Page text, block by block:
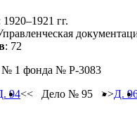
1920–1921 гг.
: 72
№ 1 фонда № Р-3083
94<< Дело № 95 >>Д.